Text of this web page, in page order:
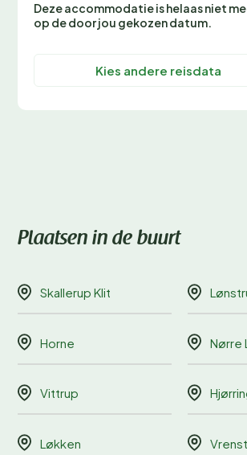
Deze accommodatie is helaas niet
op de door jou gekozen datum.
Kies andere reisdata
Plaatsen in de buurt
Skallerup Klit
Horne Nørre
Vittrup
Løkken